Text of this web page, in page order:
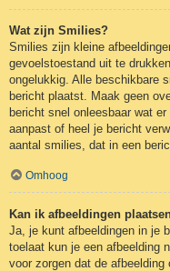
Wat zijn Smilies?
Smilies zijn kleine
gevoelstoestand uit te
ongelukkig. Alle beschikbare
bericht plaatst. Maak geen
bericht snel onleesbaar wat
aanpast of heel je bericht
aantal smilies, dat in een
Omhoog
Kan ik afbeeldingen
Ja, je kunt afbeeldingen in je
toelaat kun je een afbeelding
voor zorgen dat de